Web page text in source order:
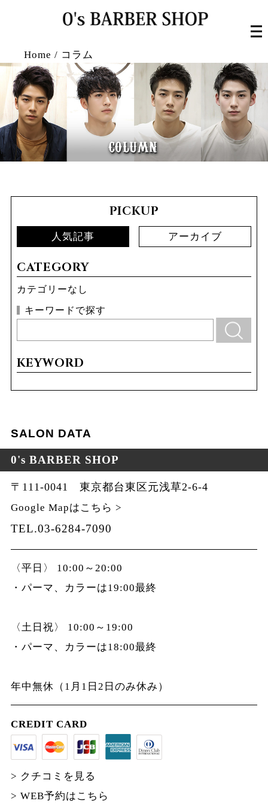
Home / コラム
PICKUP
人気記事 アーカイブ
CATEGORY
カテゴリーなし
キーワードで探す
KEYWORD
SALON DATA
0's BARBER SHOP
〒111-0041 東京都台東区元浅草2-6-4
Google Mapはこちら >
TEL.03-6284-7090
〈平日〉 10:00～20:00
・パーマ、カラーは19:00最終
〈土日祝〉 10:00～19:00
・パーマ、カラーは18:00最終
年中無休（1月1日2日のみ休み）
CREDIT CARD
> クチコミを見る
> WEB予約はこちら